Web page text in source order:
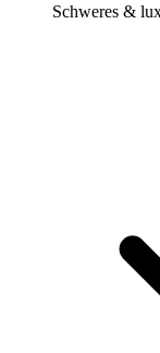
Schweres &